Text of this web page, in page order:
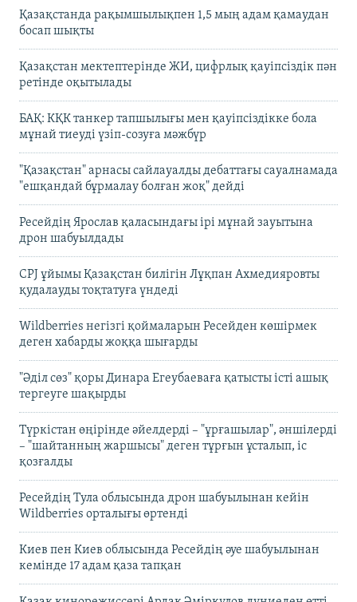
Қазақстанда рақымшылықпен 1,5 мың адам қамаудан
босап шықты
Қазақстан мектептерінде ЖИ, цифрлық қауіпсіздік пән
ретінде оқытылады
БАҚ: КҚК танкер тапшылығы мен қауіпсіздікке бола
мұнай тиеуді үзіп-созуға мәжбүр
"Қазақстан" арнасы сайлауалды дебаттағы сауалнамада
"ешқандай бұрмалау болған жоқ" дейді
Ресейдің Ярослав қаласындағы ірі мұнай зауытына
дрон шабуылдады
CPJ ұйымы Қазақстан билігін Лұқпан Ахмедияровты
қудалауды тоқтатуға үндеді
Wildberries негізгі қоймаларын Ресейден көшірмек
деген хабарды жоққа шығарды
"Әділ сөз" қоры Динара Егеубаеваға қатысты істі ашық
тергеуге шақырды
Түркістан өңірінде әйелдерді – "ұрғашылар", әншілерді
– "шайтанның жаршысы" деген тұрғын ұсталып, іс
қозғалды
Ресейдің Тула облысында дрон шабуылынан кейін
Wildberries орталығы өртенді
Киев пен Киев облысында Ресейдің әуе шабуылынан
кемінде 17 адам қаза тапқан